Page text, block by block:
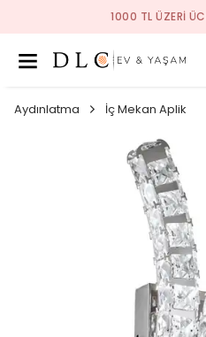
1000 TL ÜZERI
Aydınlatma İç Mekan Aplik